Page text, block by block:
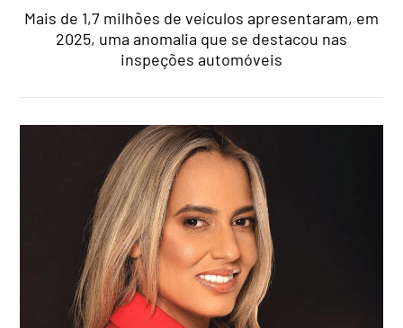
Mais de 1,7 milhões de veículos apresentaram, em
2025, uma anomalia que se destacou nas
inspeções automóveis